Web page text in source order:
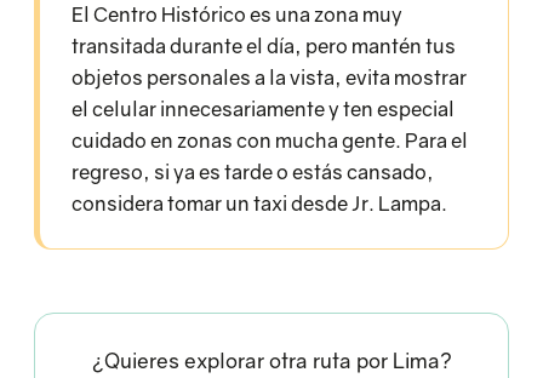
El Centro Histórico es una zona muy
transitada durante el día, pero mantén tus
objetos personales a la vista, evita mostrar
el celular innecesariamente y ten especial
cuidado en zonas con mucha gente. Para el
regreso, si ya es tarde o estás cansado,
considera tomar un taxi desde Jr. Lampa.
¿Quieres explorar otra ruta por Lima?